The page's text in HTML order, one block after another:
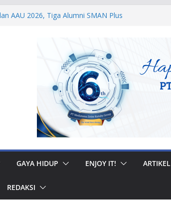
AAU 2026, Tiga Alumni SMAN Plus
Akpol Dampingi Siswa Sekolah
Bhakti 2026
Prajurit, Kodaeral V Hadiri Syukuran
Surabaya
Personel Lanud Sulaiman
Peserta World Boomerang Championship
GAYA HIDUP ENJOY IT! ARTIKEL
REDAKSI